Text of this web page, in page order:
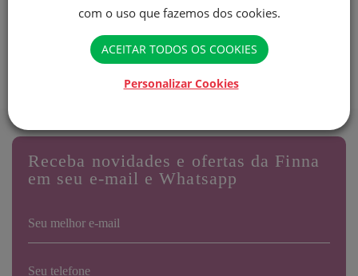
Receba novidades e ofertas da Finna
em seu e-mail e Whatsapp
com o uso que fazemos dos cookies.
ACEITAR TODOS OS COOKIES
Personalizar Cookies